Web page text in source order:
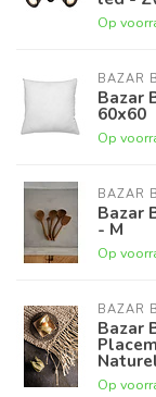
Op
BAZAR
Bazar
60x60
Op
BAZAR
Bazar
- M
Op
BAZAR
Bazar
Op